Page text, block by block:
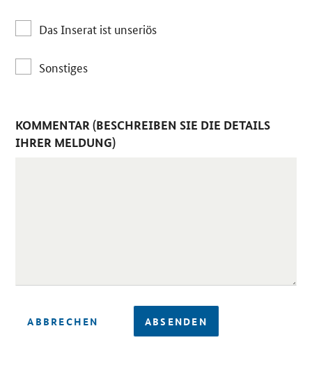
Das Inserat ist unseriös
Sonstiges
KOMMENTAR (BESCHREIBEN SIE DIE DETAILS
IHRER MELDUNG)
ABBRECHEN ABSENDEN